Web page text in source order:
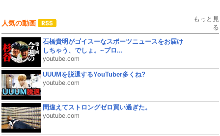
人気の動画
もっと見
る
石橋貴明がゴイスーなスポーツニュースをお届け
しちゃう、でしょ。~プロ...
youtube.com
UUUMを脱退するYouTuber多くね?
youtube.com
間違えてストロングゼロ買い過ぎた。
youtube.com